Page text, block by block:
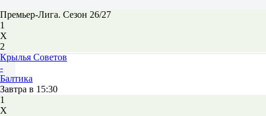
Премьер-Лига. Сезон 26/27
1
Х
2
Крылья Советов
-
Балтика
Завтра в 15:30
1
Х